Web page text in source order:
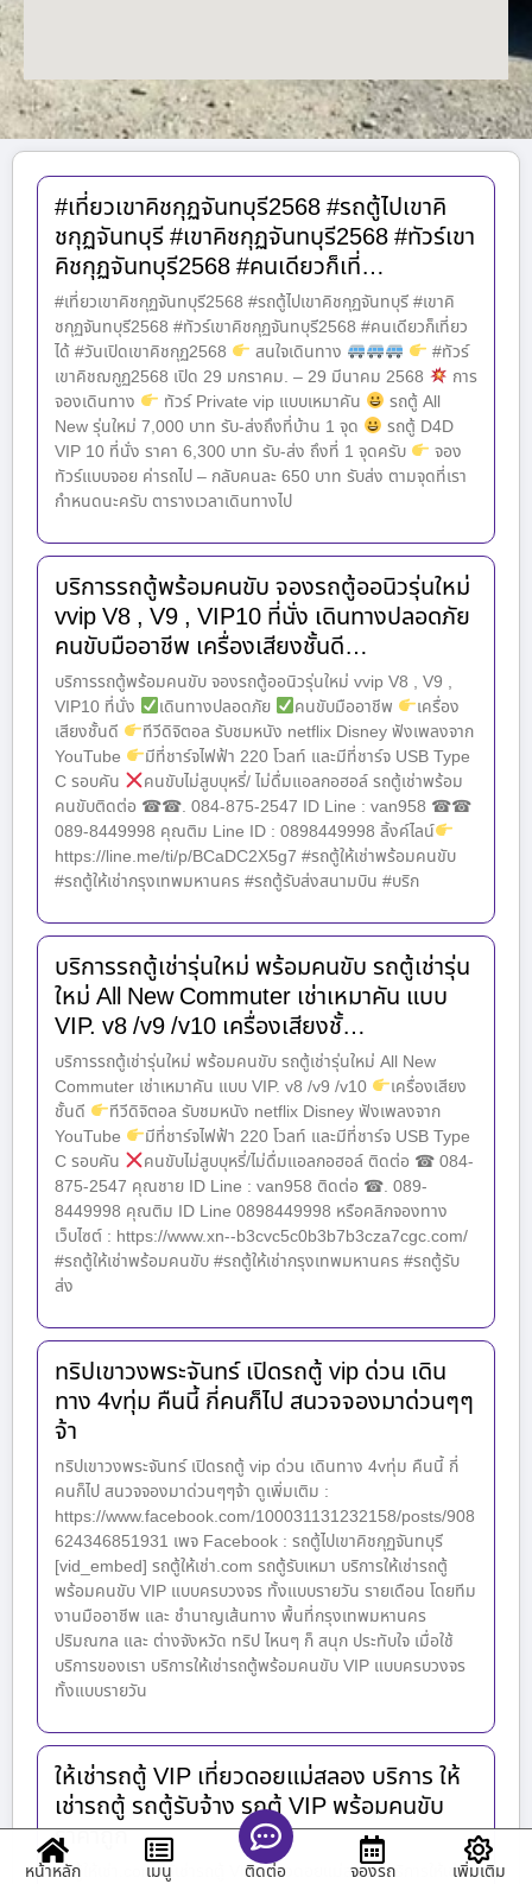
#เที่ยวเขาคิชกุฏจันทบุรี2568 #รถตู้ไปเขาคิ
ชกุฏจันทบุรี #เขาคิชกุฏจันทบุรี2568 #ทัวร์เขา
คิชกุฏจันทบุรี2568 #คนเดียวก็เที่…
#เที่ยวเขาคิชกุฏจันทบุรี2568 #รถตู้ไปเขาคิชกุฏจันทบุรี #เขาคิ
ชกุฏจันทบุรี2568 #ทัวร์เขาคิชกุฏจันทบุรี2568 #คนเดียวก็เที่ยว
ได้ #วันเปิดเขาคิชกุฏ2568
สนใจเดินทาง
#ทัวร์
เขาคิชฌกูฏ2568 เปิด 29 มกราคม. – 29 มีนาคม 2568
การ
จองเดินทาง
ทัวร์ Private vip แบบเหมาคัน
รถตู้ All
New รุ่นใหม่ 7,000 บาท รับ-ส่งถึงที่บ้าน 1 จุด
รถตู้ D4D
VIP 10 ที่นั่ง ราคา 6,300 บาท รับ-ส่ง ถึงที่ 1 จุดครับ
จอง
ทัวร์แบบจอย ค่ารถไป – กลับคนละ 650 บาท รับส่ง ตามจุดที่เรา
กำหนดนะครับ ตารางเวลาเดินทางไป
บริการรถตู้พร้อมคนขับ จองรถตู้ออนิวรุ่นใหม่
vvip V8 , V9 , VIP10 ที่นั่ง เดินทางปลอดภัย
คนขับมืออาชีพ เครื่องเสียงชั้นดี…
บริการรถตู้พร้อมคนขับ จองรถตู้ออนิวรุ่นใหม่ vvip V8 , V9 ,
VIP10 ที่นั่ง
เดินทางปลอดภัย คนขับมืออาชีพ
เครื่อง
เสียงชั้นดี
ทีวีดิจิตอล รับชมหนัง netflix Disney ฟังเพลงจาก
YouTube
มีที่ชาร์จไฟฟ้า 220 โวลท์ และมีที่ชาร์จ USB Type
C รอบคัน
คนขับไม่สูบบุหรี่/ ไม่ดื่มแอลกอฮอล์ รถตู้เช่าพร้อม
คนขับติดต่อ ☎☎. 084-875-2547 ID Line : van958 ☎☎
089-8449998 คุณติม Line ID : 0898449998 ลิ้งค์ไลน์
https://line.me/ti/p/BCaDC2X5g7 #รถตู้ให้เช่าพร้อมคนขับ
#รถตู้ให้เช่ากรุงเทพมหานคร #รถตู้รับส่งสนามบิน #บริก
บริการรถตู้เช่ารุ่นใหม่ พร้อมคนขับ รถตู้เช่ารุ่น
ใหม่ All New Commuter เช่าเหมาคัน แบบ
VIP. v8 /v9 /v10 เครื่องเสียงชั้…
บริการรถตู้เช่ารุ่นใหม่ พร้อมคนขับ รถตู้เช่ารุ่นใหม่ All New
Commuter เช่าเหมาคัน แบบ VIP. v8 /v9 /v10
เครื่องเสียง
ชั้นดี
ทีวีดิจิตอล รับชมหนัง netflix Disney ฟังเพลงจาก
YouTube
มีที่ชาร์จไฟฟ้า 220 โวลท์ และมีที่ชาร์จ USB Type
C รอบคัน
คนขับไม่สูบบุหรี่/ไม่ดื่มแอลกอฮอล์ ติดต่อ ☎ 084-
875-2547 คุณชาย ID Line : van958 ติดต่อ ☎. 089-
8449998 คุณติม ID Line 0898449998 หรือคลิกจองทาง
เว็บไซต์ : https://www.xn--b3cvc5c0b3b7b3cza7cgc.com/
#รถตู้ให้เช่าพร้อมคนขับ #รถตู้ให้เช่ากรุงเทพมหานคร #รถตู้รับ
ส่ง
ทริปเขาวงพระจันทร์ เปิดรถตู้ vip ด่วน เดิน
ทาง 4vทุ่ม คืนนี้ กี่คนก็ไป สนวจจองมาด่วนๆๆ
จ้า
ทริปเขาวงพระจันทร์ เปิดรถตู้ vip ด่วน เดินทาง 4vทุ่ม คืนนี้ กี่
คนก็ไป สนวจจองมาด่วนๆๆจ้า ดูเพิ่มเติม :
https://www.facebook.com/100031131232158/posts/908
624346851931 เพจ Facebook : รถตู้ไปเขาคิชกุฏจันทบุรี
[vid_embed] รถตู้ให้เช่า.com รถตู้รับเหมา บริการให้เช่ารถตู้
พร้อมคนขับ VIP แบบครบวงจร ทั้งแบบรายวัน รายเดือน โดยทีม
งานมืออาชีพ และ ชำนาญเส้นทาง พื้นที่กรุงเทพมหานคร
ปริมณฑล และ ต่างจังหวัด ทริป ไหนๆ ก็ สนุก ประทับใจ เมื่อใช้
บริการของเรา บริการให้เช่ารถตู้พร้อมคนขับ VIP แบบครบวงจร
ทั้งแบบรายวัน
ให้เช่ารถตู้ VIP เที่ยวดอยแม่สลอง บริการ ให้
เช่ารถตู้ รถตู้รับจ้าง รถตู้ VIP พร้อมคนขับ
ราคาถูก
รถตู้ให้เช่า.com ให้เช่ารถตู้ VIP เที่ยวดอยแม่สลอง บริการให้เช่า
หน้าหลัก เมนู ติดต่อ จองรถ เพิ่มเติม